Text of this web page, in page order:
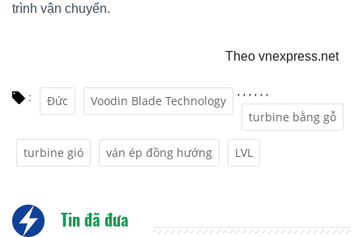
trình vận chuyển.
Theo vnexpress.net
: Đức
,
Voodin Blade Technology
,
turbine bằng gỗ
,
turbine gió
,
ván ép đồng hướng
,
LVL
,
Tin đã đưa